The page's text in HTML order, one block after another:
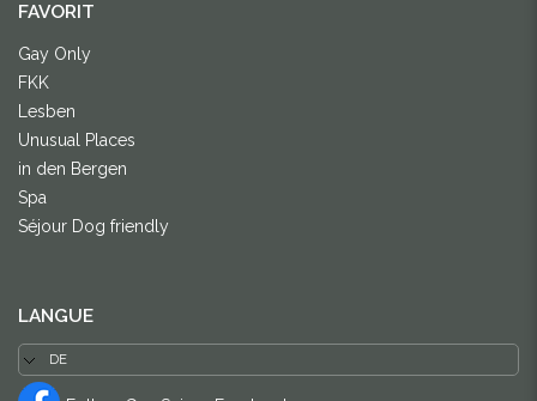
FAVORIT
Gay Only
FKK
Lesben
Unusual Places
in den Bergen
Spa
Séjour Dog friendly
LANGUE